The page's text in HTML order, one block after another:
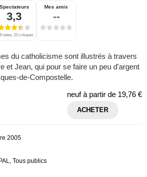
Spectateurs
3,3
notes, 23 critiques
Mes amis
--
du catholicisme sont illustrés à travers
et Jean, qui pour se faire un peu d'argent
de-Compostelle.
neuf à partir de 19,76 €
ACHETER
2005
Tous publics